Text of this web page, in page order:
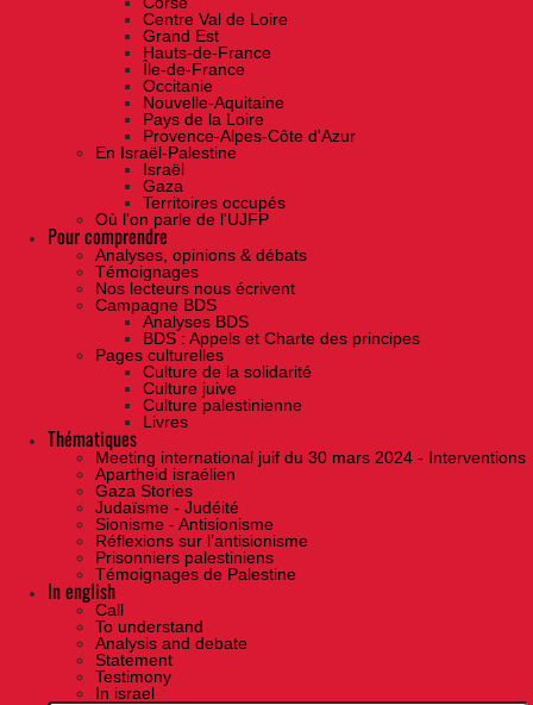
Centre Val de Loire
Grand Est
Hauts-de-France
Île-de-France
Occitanie
Nouvelle-Aquitaine
Pays de la Loire
Provence-Alpes-Côte d'Azur
En Israël-Palestine
Israël
Gaza
Territoires occupés
Où l'on parle de l'UJFP
Pour comprendre
Analyses, opinions & débats
Témoignages
Nos lecteurs nous écrivent
Campagne BDS
Analyses BDS
BDS : Appels et Charte des principes
Pages culturelles
Culture de la solidarité
Culture juive
Culture palestinienne
Livres
Thématiques
Meeting international juif du 30 mars 2024 - Interventions
Apartheid israélien
Gaza Stories
Judaïsme - Judéité
Sionisme - Antisionisme
Réflexions sur l’antisionisme
Prisonniers palestiniens
Témoignages de Palestine
In english
Call
To understand
Analysis and debate
Statement
Testimony
In israel